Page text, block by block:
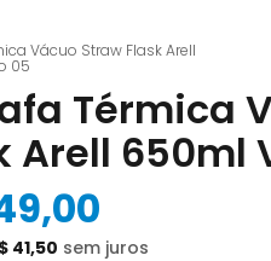
Vácuo Straw Flask Arell
05
Térmica
Arell 650ml
,00
41,50 sem juros